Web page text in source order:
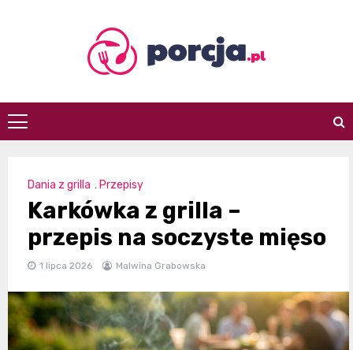
porcja.pl
Dania z grilla , Przepisy
Karkówka z grilla –
przepis na soczyste mięso
1 lipca 2026 Malwina Grabowska